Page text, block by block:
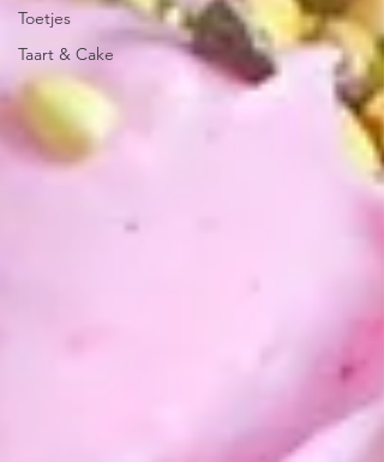
Toetjes
Taart & Cake